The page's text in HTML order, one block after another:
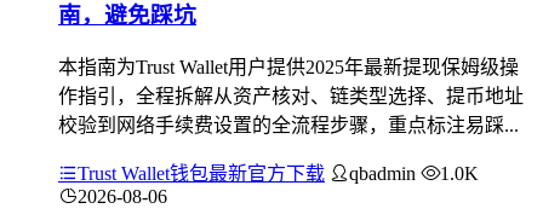
南，避免踩坑
本指南为Trust Wallet用户提供2025年最新提现保姆级操
作指引，全程拆解从资产核对、链类型选择、提币地址
校验到网络手续费设置的全流程步骤，重点标注易踩...
Trust Wallet钱包最新官方下载 qbadmin
1.0K
2026-08-06